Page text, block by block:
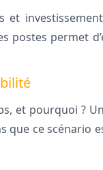
et
postes permet
et pourquoi ?
que ce scénario